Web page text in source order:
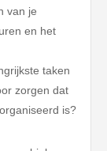
van je
en het
taken
zorgen dat
is?